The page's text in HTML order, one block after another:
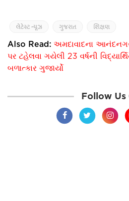
લેટેસ્ટ ન્યૂઝ ગુજરાત શિક્ષણ
Also Read: અમદાવાદના
પર ટહેલવા ગયેલી 23 વર્ષની
બળાત્કાર ગુજાર્યો
Follow Us